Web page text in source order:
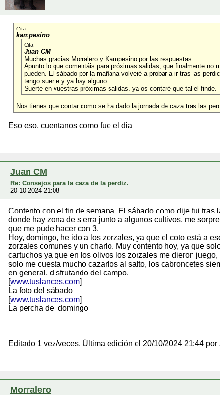
Cita
kampesino
Cita
Juan CM
Muchas gracias Morralero y Kampesino por las respuestas
Apunto lo que comentáis para próximas salidas, que finalmente no
pueden. El sábado por la mañana volveré a probar a ir tras las
tengo suerte y ya hay alguno.
Suerte en vuestras próximas salidas, ya os contaré que tal el finde.
Nos tienes que contar como se ha dado la jornada de caza tras las
Eso eso, cuentanos como fue el dia
Juan CM
Re: Consejos para la caza de la perdiz.
20-10-2024 21:08
Contento con el fin de semana. El sábado como dije fui
donde hay zona de sierra junto a algunos cultivos, me
que me pude hacer con 3.
Hoy, domingo, he ido a los zorzales, ya que el coto está a
zorzales comunes y un charlo. Muy contento hoy, ya que
cartuchos ya que en los olivos los zorzales me dieron
solo me cuesta mucho cazarlos al salto, los cabroncetes
en general, disfrutando del campo.
[www.tuslances.com]
La foto del sábado
[www.tuslances.com]
La percha del domingo
Editado 1 vez/veces. Última edición el 20/10/2024 21:44 por
Morralero